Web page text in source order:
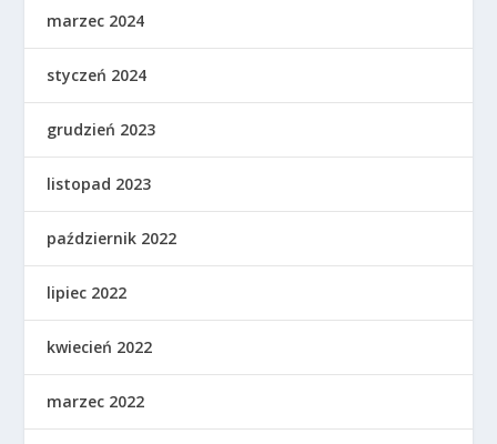
marzec 2024
styczeń 2024
grudzień 2023
listopad 2023
październik 2022
lipiec 2022
kwiecień 2022
marzec 2022